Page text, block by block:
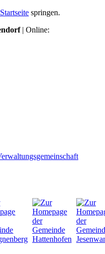
springen.
| Online: